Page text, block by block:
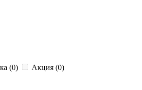
(0) Акция (0)